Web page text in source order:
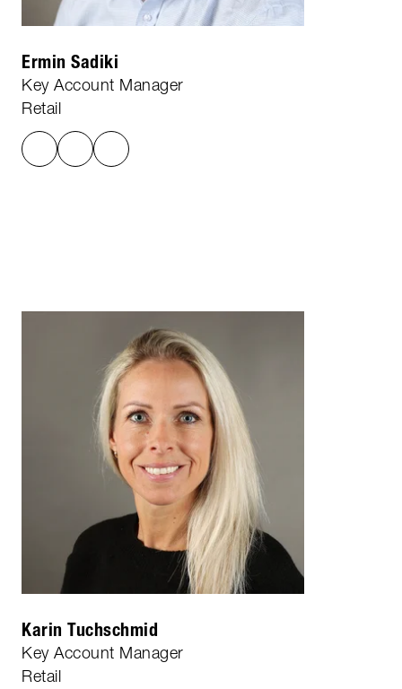
Ermin Sadiki
Key Account Manager
Retail
Karin Tuchschmid
Key Account Manager
Retail